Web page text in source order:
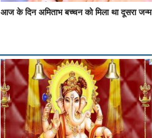
आज के दिन अमिताभ बच्चन को मिला था दूसरा जन्म